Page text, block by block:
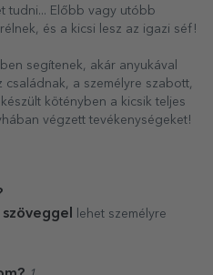
tudni... Előbb vagy utóbb
és a kicsi lesz az igazi séf!
segítenek, akár anyukával
a személyre szabott,
kötényben a kicsik teljes
végzett tevékenységeket!
lehet személyre